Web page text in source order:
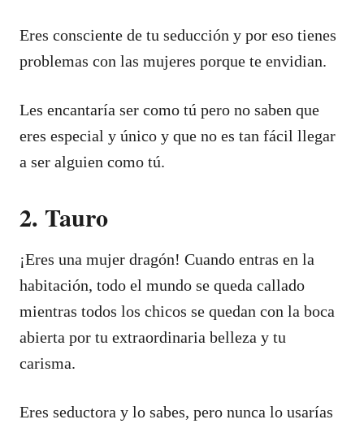
Eres consciente de tu seducción y por eso tienes
problemas con las mujeres porque te envidian.
Les encantaría ser como tú pero no saben que
eres especial y único y que no es tan fácil llegar
a ser alguien como tú.
2. Tauro
¡Eres una mujer dragón! Cuando entras en la
habitación, todo el mundo se queda callado
mientras todos los chicos se quedan con la boca
abierta por tu extraordinaria belleza y tu
carisma.
Eres seductora y lo sabes, pero nunca lo usarías